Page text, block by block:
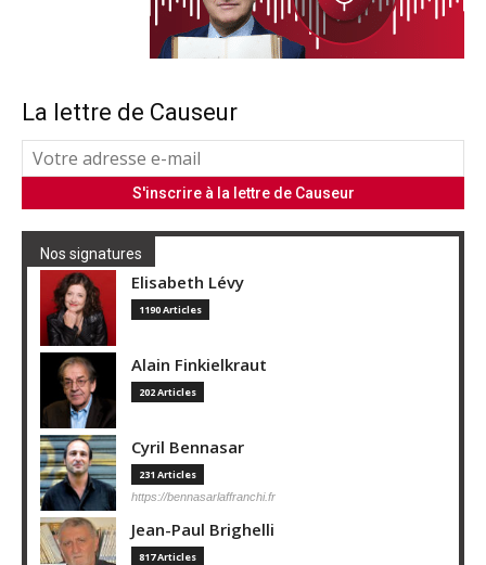
La lettre de Causeur
Nos signatures
Elisabeth Lévy
1190 Articles
Alain Finkielkraut
202 Articles
Cyril Bennasar
231 Articles
https://bennasarlaffranchi.fr
Jean-Paul Brighelli
817 Articles